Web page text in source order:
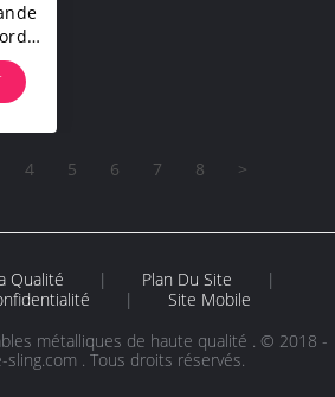
4 5 6 7 8 >
Qualité | Plan Du Site
|
|
Site Mobile
métalliques de haute qualité . © 2018 -
. Tous droits réservés.